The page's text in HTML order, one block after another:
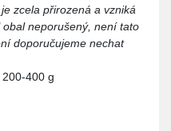
zcela přirozená a vzniká
neporušený, není tato
doporučujeme nechat
200-400 g